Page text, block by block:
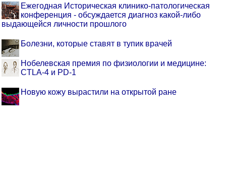
Ежегодная Историческая клинико-патологическая
конференция - обсуждается диагноз какой-либо
выдающейся личности прошлого
Болезни, которые ставят в тупик врачей
Нобелевская премия по физиологии и медицине:
CTLA-4 и PD-1
Новую кожу вырастили на открытой ране